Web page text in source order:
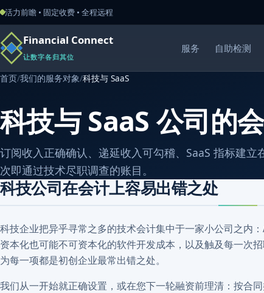
活力前瞻 • 固定收费 • 全程远程
Financial Connect
让数字各归其位
服务 自助检测
首页/我们的服务对象/科技与 SaaS
科技与 SaaS 公司的
订阅收入正确确认、递延收入可勾稽、SaaS 指标建
次即通过技术尽职调查的账目。
科技公司在会计上容易出错之处
科技企业把异乎寻常之多的技术会计集中于一家小公司之内
资本化也可能不可资本化的软件开发成本，以及触及每一
为每一项都是初创企业最常出错之处。
我们从一开始就正确设置，或在您下一轮融资前理清：按合